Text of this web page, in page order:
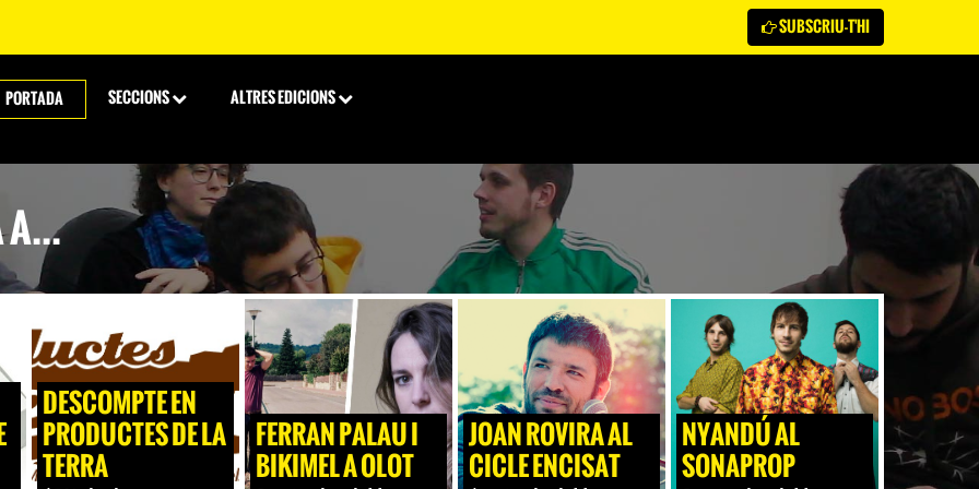
SUBSCRIU-T'HI
PORTADA SECCIONS ALTRES EDICIONS
A...
DESCOMPTE EN
PRODUCTES DE LA
TERRA
FERRAN PALAU I
BIKIMEL A OLOT
JOAN ROVIRA AL
CICLE ENCISAT
NYANDÚ AL
SONAPROP